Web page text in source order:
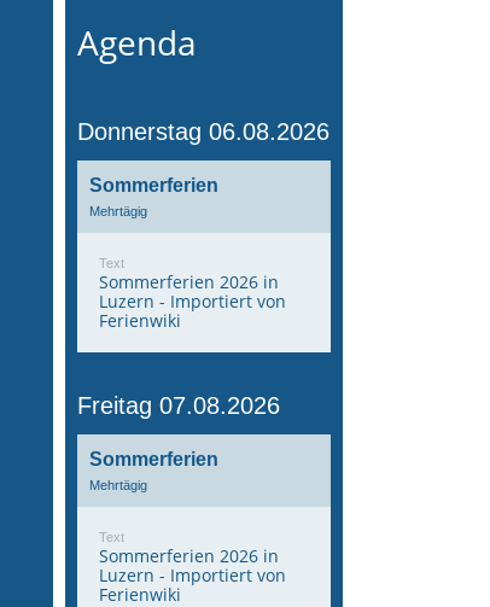
Agenda
Donnerstag 06.08.2026
Sommerferien
Mehrtägig
Text
Sommerferien 2026 in
Luzern - Importiert von
Ferienwiki
Freitag 07.08.2026
Sommerferien
Mehrtägig
Text
Sommerferien 2026 in
Luzern - Importiert von
Ferienwiki